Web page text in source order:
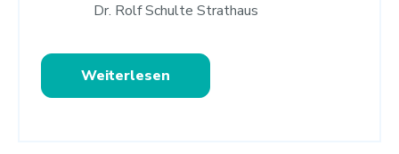
Dr. Rolf Schulte Strathaus
Weiterlesen